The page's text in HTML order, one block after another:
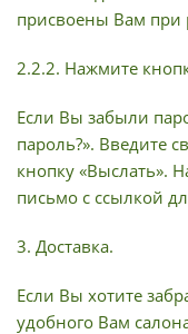
присвоены Вам при
2.2.2. Нажмите
Если Вы забыли
пароль?». Введите
кнопку «Выслать».
письмо с ссылкой
3. Доставка.
Если Вы хотите
удобного Вам